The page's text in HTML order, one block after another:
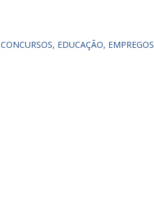
CONCURSOS EDUCAÇÃO EMPREGOS